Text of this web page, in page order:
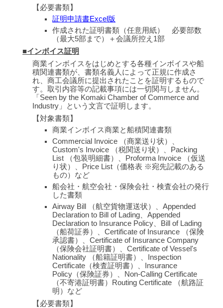
【必要書類】
証明申請書Excel版
作成された証明書類（任意用紙） 必要部数
（最大5部まで）＋会議所控え1部
■インボイス証明
商業インボイスをはじめとする各種インボイスや船
積関連書類が、書類名義人によって正規に作成さ
れ、商工会議所に提出されたことを証明するもので
す。取引内容等の記載事項には一切関与しません。
「Seen by the Komaki Chamber of Commerce and
Industry」という文言で証明します。
【対象書類】
商業インボイス商業と船積関連書類
Commercial Invoice （商業送り状）、
Custom's Invoice （税関送り状）、Packing
List （包装明細書）、Proforma Invoice （仮送
り状）、Price List（価格表 ※宛先記載のある
もの）など
船会社・航空会社・保険会社・検査会社の発行
した書類
Airway Bill （航空貨物運送状）、Appended
Declaration to Bill of Lading、Appended
Declaration to Insurance Policy、Bill of Lading
（船荷証券）、Certificate of Insurance （保険
承認書）、Certificate of Insurance Company
（保険会社証明書）、Certificate of Vessel's
Nationality （船籍証明書）、Inspection
Certificate（検査証明書）、Insurance
Policy（保険証券）、Non-Calling Certificate
（不寄港証明書）Routing Certificate （航路証
明）など
【必要書類】